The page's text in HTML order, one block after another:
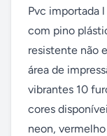
Pvc importada
com pino
resistente não
área de
vibrantes 10
cores
neon,